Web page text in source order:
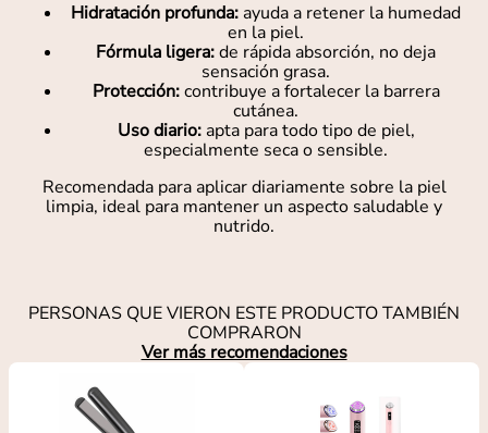
Hidratación profunda: ayuda a retener la humedad
en la piel.
Fórmula ligera:de rápida absorción, no deja
sensación grasa.
Protección:contribuye a fortalecer la barrera
cutánea.
Uso diario:apta para todo tipo de piel,
especialmente seca o sensible.
Recomendada para aplicar diariamente sobre la piel
limpia, ideal para mantener un aspecto saludable y
nutrido.
PERSONAS QUE VIERON ESTE PRODUCTO TAMBIÉN
COMPRARON
Ver más recomendaciones